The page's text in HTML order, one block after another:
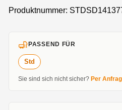
Produktnummer:
PASSEND FÜR
Std
Sie sind sich nicht sicher? Per